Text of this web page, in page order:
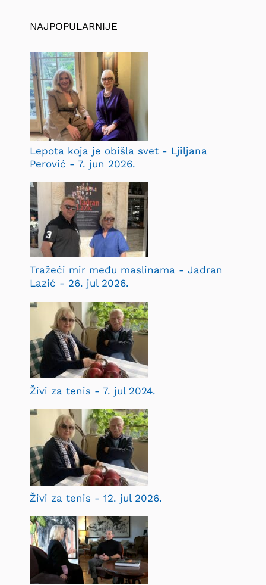
NAJPOPULARNIJE
Lepota koja je obišla svet - Ljiljana
Perović - 7. jun 2026.
Tražeći mir među maslinama - Jadran
Lazić - 26. jul 2026.
Živi za tenis - 7. jul 2024.
Živi za tenis - 12. jul 2026.